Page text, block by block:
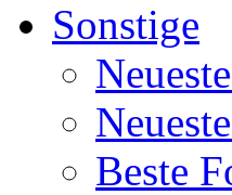
Sonstige
Beste